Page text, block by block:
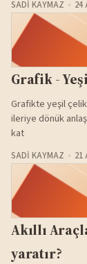
SADI KAYMAZ 24
Grafik -
Grafikte yeşil çelik
ileriye dönük
kat
SADI KAYMAZ 21
Akıllı
yaratır?